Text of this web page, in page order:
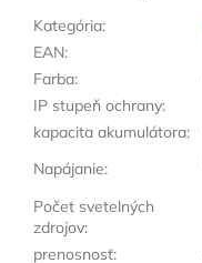
Kategória:
EAN:
Farba:
IP stupeň ochrany:
kapacita akumulátora:
Napájanie:
Počet svetelných
zdrojov:
prenosnosť: